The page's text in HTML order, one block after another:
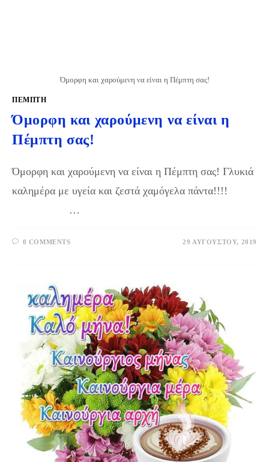
Όμορφη και χαρούμενη να είναι η Πέμπτη σας!
ΠΈΜΠΤΗ
Όμορφη και χαρούμενη να είναι η
Πέμπτη σας!
Όμορφη και χαρούμενη να είναι η Πέμπτη σας! Γλυκιά
καλημέρα με υγεία και ζεστά χαμόγελα πάντα!!!!
…
0 COMMENTS 29 ΑΥΓΟΎΣΤΟΥ, 2019